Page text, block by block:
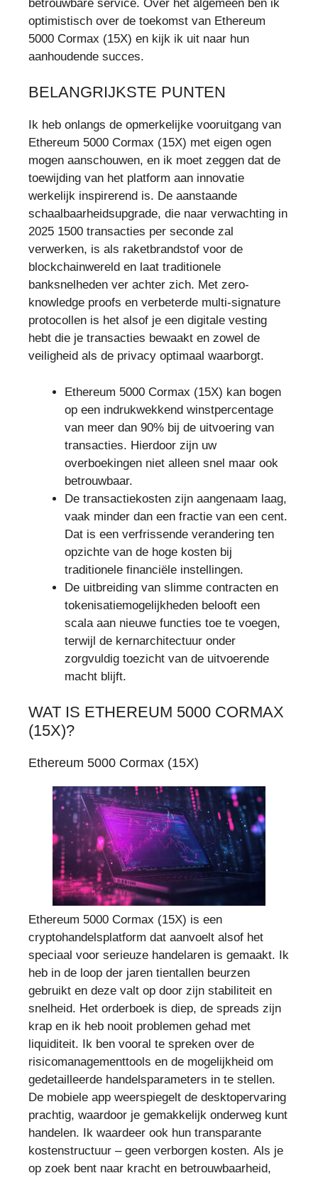
betrouwbare service. Over het algemeen ben ik
optimistisch over de toekomst van Ethereum
5000 Cormax (15X) en kijk ik uit naar hun
aanhoudende succes.
BELANGRIJKSTE PUNTEN
Ik heb onlangs de opmerkelijke vooruitgang van
Ethereum 5000 Cormax (15X) met eigen ogen
mogen aanschouwen, en ik moet zeggen dat de
toewijding van het platform aan innovatie
werkelijk inspirerend is. De aanstaande
schaalbaarheidsupgrade, die naar verwachting in
2025 1500 transacties per seconde zal
verwerken, is als raketbrandstof voor de
blockchainwereld en laat traditionele
banksnelheden ver achter zich. Met zero-
knowledge proofs en verbeterde multi-signature
protocollen is het alsof je een digitale vesting
hebt die je transacties bewaakt en zowel de
veiligheid als de privacy optimaal waarborgt.
Ethereum 5000 Cormax (15X) kan bogen
op een indrukwekkend winstpercentage
van meer dan 90% bij de uitvoering van
transacties. Hierdoor zijn uw
overboekingen niet alleen snel maar ook
betrouwbaar.
De transactiekosten zijn aangenaam laag,
vaak minder dan een fractie van een cent.
Dat is een verfrissende verandering ten
opzichte van de hoge kosten bij
traditionele financiële instellingen.
De uitbreiding van slimme contracten en
tokenisatiemogelijkheden belooft een
scala aan nieuwe functies toe te voegen,
terwijl de kernarchitectuur onder
zorgvuldig toezicht van de uitvoerende
macht blijft.
WAT IS ETHEREUM 5000 CORMAX
(15X)?
Ethereum 5000 Cormax (15X)
Ethereum 5000 Cormax (15X) is een
cryptohandelsplatform dat aanvoelt alsof het
speciaal voor serieuze handelaren is gemaakt. Ik
heb in de loop der jaren tientallen beurzen
gebruikt en deze valt op door zijn stabiliteit en
snelheid. Het orderboek is diep, de spreads zijn
krap en ik heb nooit problemen gehad met
liquiditeit. Ik ben vooral te spreken over de
risicomanagementtools en de mogelijkheid om
gedetailleerde handelsparameters in te stellen.
De mobiele app weerspiegelt de desktopervaring
prachtig, waardoor je gemakkelijk onderweg kunt
handelen. Ik waardeer ook hun transparante
kostenstructuur – geen verborgen kosten. Als je
op zoek bent naar kracht en betrouwbaarheid,